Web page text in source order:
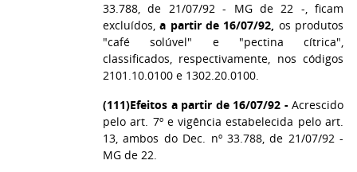
33.788, de 21/07/92 - MG de 22 -, ficam
excluídos,a partir de 16/07/92, os produtos
"café solúvel" e "pectina cítrica",
classificados, respectivamente, nos códigos
2101.10.0100 e 1302.20.0100.
(111)Efeitos a partir de 16/07/92 -Acrescido
pelo art. 7º e vigência estabelecida pelo art.
13, ambos do Dec. nº 33.788, de 21/07/92 -
MG de 22.